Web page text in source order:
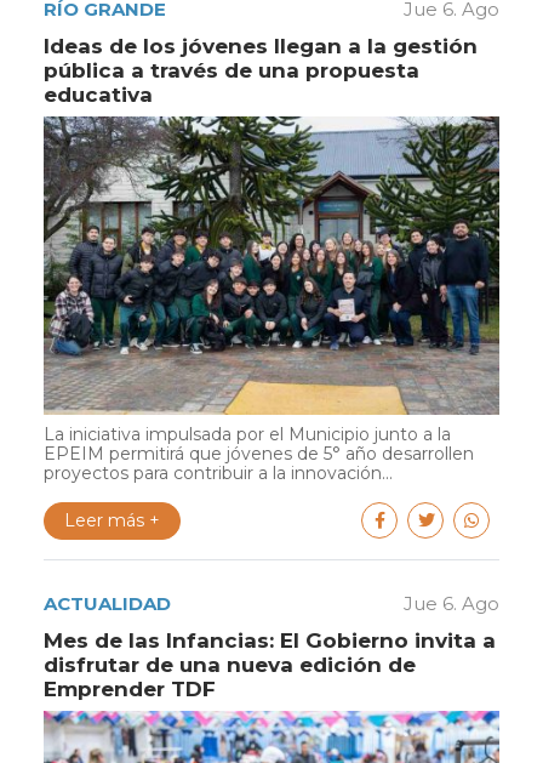
RÍO GRANDE Jue 6. Ago
Ideas de los jóvenes llegan a la gestión
pública a través de una propuesta
educativa
La iniciativa impulsada por el Municipio junto a la
EPEIM permitirá que jóvenes de 5° año desarrollen
proyectos para contribuir a la innovación...
Leer más +
ACTUALIDAD Jue 6. Ago
Mes de las Infancias: El Gobierno invita a
disfrutar de una nueva edición de
Emprender TDF